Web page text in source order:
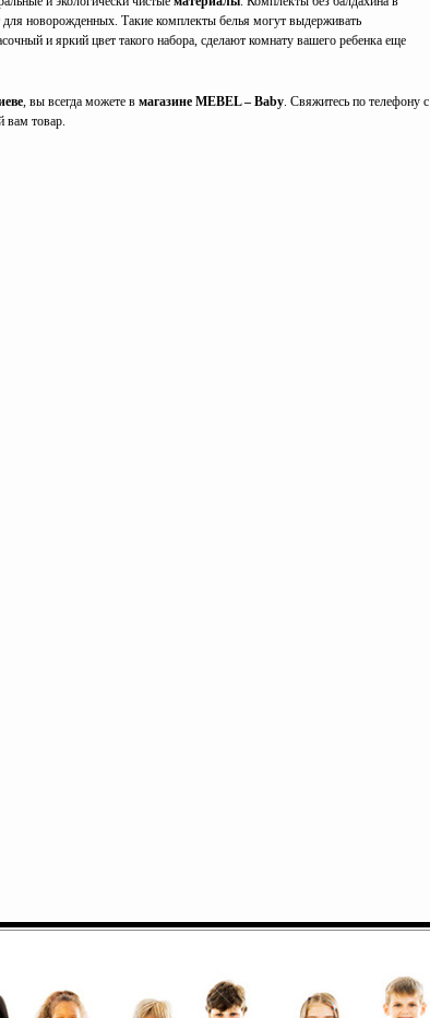
для новорожденных. Такие комплекты белья могут выдерживать
и яркий цвет такого набора, сделают комнату вашего ребенка еще
, вы всегда можете в магазине MEBEL – Baby. Свяжитесь по телефону с
вам товар.